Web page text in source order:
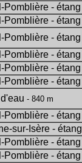
Pomblière -
Pomblière -
Pomblière -
Pomblière -
Pomblière -
Pomblière -
- 840 m
Pomblière -
sur-Isère -
Pomblière -
Pomblière -